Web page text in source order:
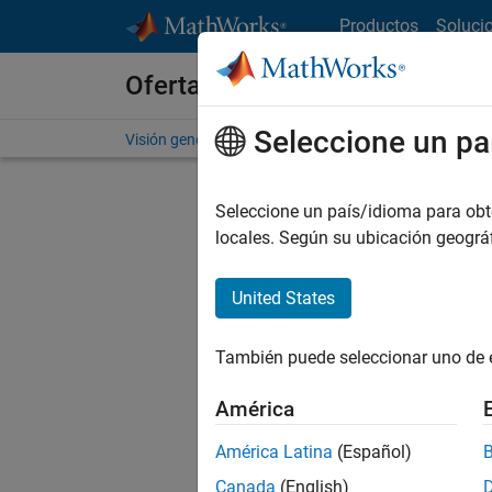
Productos
Ofertas de empleo en
Visión general Búsqueda de empleo Oficinas
No se
Seleccione un
Seleccione un país/idioma para
locales. Según su ubicación
United States
También puede seleccionar uno
América
América Latina (Español)
Canada (English)